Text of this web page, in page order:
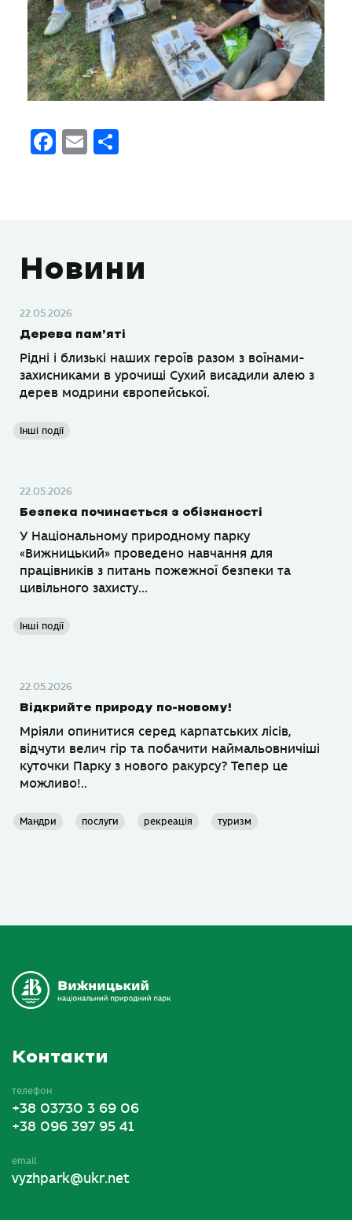
Facebook
Email
Новини
22.05.2026
Дерева пам’яті
Рідні і близькі наших героїв разом з воїнами-
захисниками в урочищі Сухий висадили алею з
дерев модрини європейської.
Інші події
22.05.2026
Безпека починається з обізнаності
У Національному природному парку
«Вижницький» проведено навчання для
працівників з питань пожежної безпеки та
цивільного захисту...
Інші події
22.05.2026
Відкрийте природу по-новому!
Мріяли опинитися серед карпатських лісів,
відчути велич гір та побачити наймальовничіші
куточки Парку з нового ракурсу? Тепер це
можливо!..
Мандри послуги рекреація туризм
Контакти
телефон
+38 03730 3 69 06
+38 096 397 95 41
email
vyzhpark@ukr.net